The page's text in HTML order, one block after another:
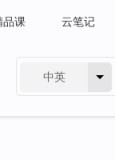
品课 云笔记
中英